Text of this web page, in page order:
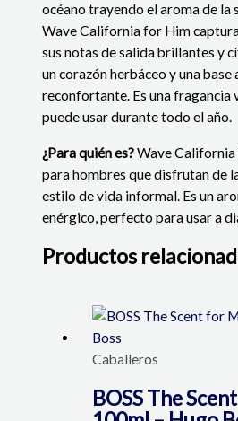
océano trayendo el aroma de la
Wave California for Him
sus notas de salida brillantes y
un corazón herbáceo y una base
reconfortante. Es una fragancia
puede usar durante todo el año.
¿Para quién es?Wave
para hombres que disfrutan de
estilo de vida informal. Es un
enérgico, perfecto para usar a
Productos
Caballeros
BOSS The